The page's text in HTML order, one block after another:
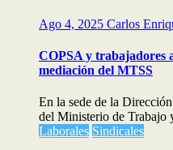
Ago 4, 2025 Carlos
COPSA y trabajadores
mediación del MTSS
En la sede de la
del Ministerio de Trabajo
Laborales Sindicales